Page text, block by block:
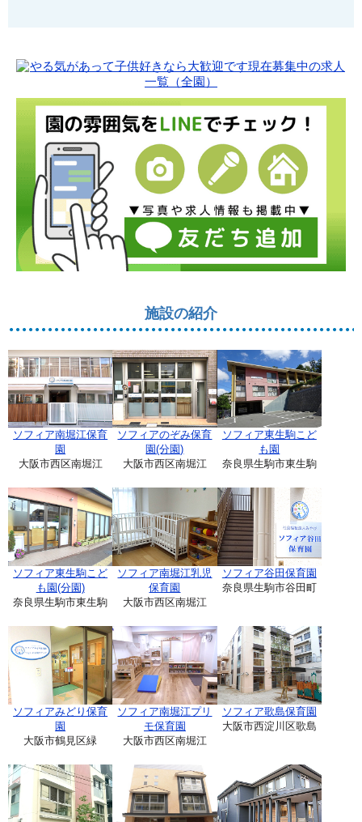
施設の紹介
ソフィア南堀江保育
園
大阪市西区南堀江
ソフィアのぞみ保育
園(分園)
大阪市西区南堀江
ソフィア東生駒こど
も園
奈良県生駒市東生駒
ソフィア東生駒こど
も園(分園)
奈良県生駒市東生駒
ソフィア南堀江乳児
保育園
大阪市西区南堀江
ソフィア谷田保育園
奈良県生駒市谷田町
ソフィアみどり保育
園
大阪市鶴見区緑
ソフィア南堀江プリ
モ保育園
大阪市西区南堀江
ソフィア歌島保育園
大阪市西淀川区歌島